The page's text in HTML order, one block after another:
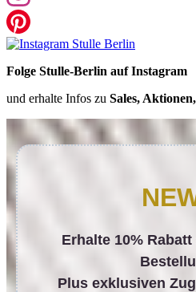
Folge Stulle-Berlin auf Instagram
und erhalte Infos zu Sales,
Erhalte 10%
Plus exklusiven